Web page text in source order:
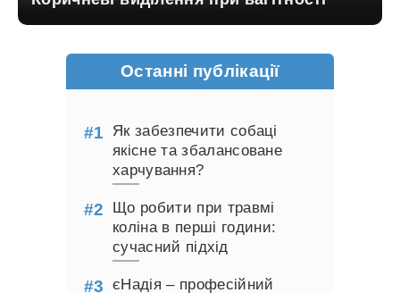
Останні публікації
Як забезпечити собаці
якісне та збалансоване
харчування?
Що робити при травмі
коліна в перші години:
сучасний підхід
єНадія – професійний